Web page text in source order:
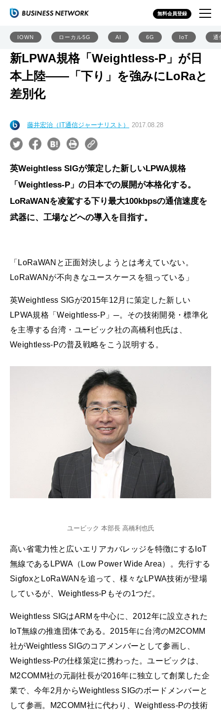
無料会員登録
IOWN ローカル5G AI 6G IoT 通
新LPWA規格「Weightless-P」が日
本上陸――「下り」を強みにLoRaと
差別化
藤井宏治（IT通信ジャーナリスト） 2017.08.28
英Weightless SIGが策定した新しいLPWA規格
「Weightless-P」の日本での展開が本格化する。
LoRaWANを凌駕する下り最大100kbpsの通信速度を
武器に、工場などへの導入を目指す。
「LoRaWANと正面対決しようとは考えていない。
LoRaWANが不向きなユースケースを狙っている」
英Weightless SIGが2015年12月に策定した新しい
LPWA規格「Weightless-P」─。その技術開発・標準化
を主導する台湾・ユービック社の高橋利也氏は、
Weightless-Pの普及戦略をこう説明する。
ユービック 本部長 高橋利也氏
高い省電力性と広いエリアカバレッジを特徴にするIoT
無線であるLPWA（Low Power Wide Area）。先行する
SigfoxとLoRaWANを追って、様々なLPWA技術が登場
しているが、Weightless-Pもその1つだ。
Weightless SIGはARMを中心に、2012年に設立された
IoT無線の推進団体である。2015年に台湾のM2COMM
社がWeightless SIGのコアメンバーとして参画し、
Weightless-Pの仕様策定に携わった。ユービックは、
M2COMM社の元副社長が2016年に独立して創業した企
業で、今年2月からWeightless SIGのボードメンバーと
して参画。M2COMM社に代わり、Weightless-Pの技術